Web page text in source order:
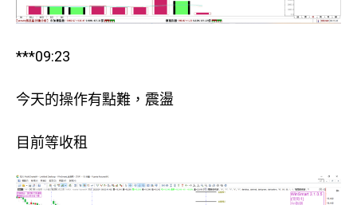
***09:23
今天的操作有點難，震盪
目前等收租